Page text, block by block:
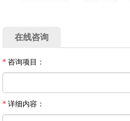
在线咨询
* 咨询项目：
* 详细内容：